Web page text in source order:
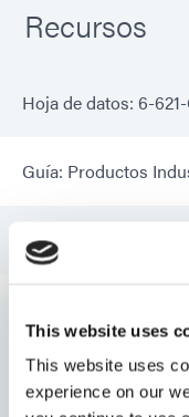
This website uses
This website uses
experience on our
Recursos
Hoja de datos: 6-
Guía: Productos
Guía: Productos
Guía: Montaje de